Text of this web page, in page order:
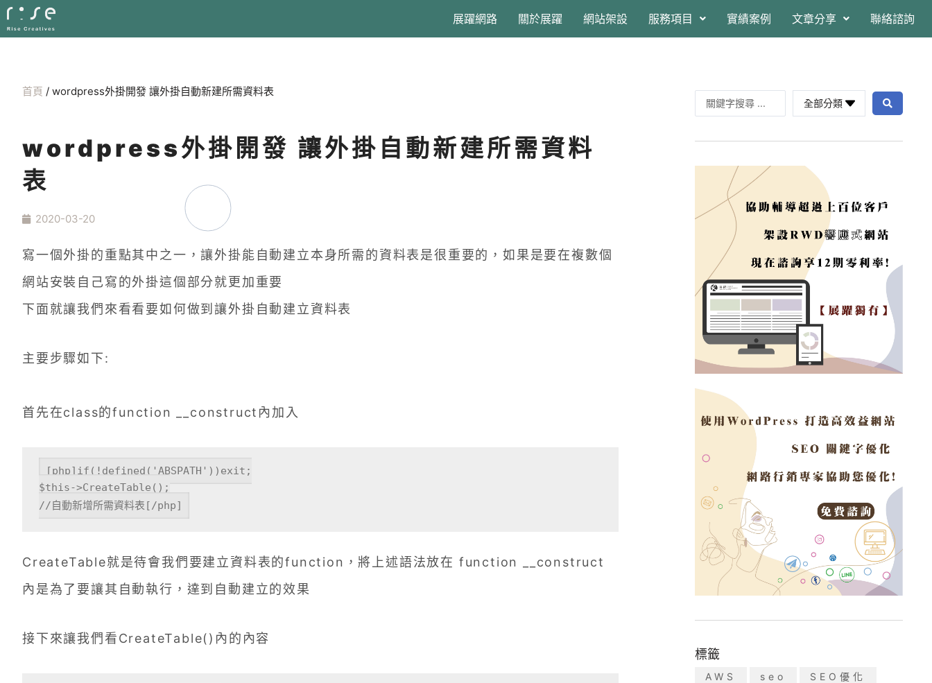
展躍網路 關於展躍 網站架設 服務項目 實績案例 文章分享 聯絡諮詢
首頁 / wordpress外掛開發 讓外掛自動新建所需資料表
wordpress外掛開發 讓外掛自動新建所需資料
表
2020-03-20
寫一個外掛的重點其中之一，讓外掛能自動建立本身所需的資料表是很重要的，如果是要在複數個
網站安裝自己寫的外掛這個部分就更加重要
下面就讓我們來看看要如何做到讓外掛自動建立資料表
主要步驟如下:
首先在class的function __construct內加入
[php]if(!defined('ABSPATH'))exit;
$this->CreateTable();
//自動新增所需資料表[/php]
CreateTable就是待會我們要建立資料表的function，將上述語法放在 function __construct
內是為了要讓其自動執行，達到自動建立的效果
接下來讓我們看CreateTable()內的內容
全部分類
標籤
AWS seo SEO優化